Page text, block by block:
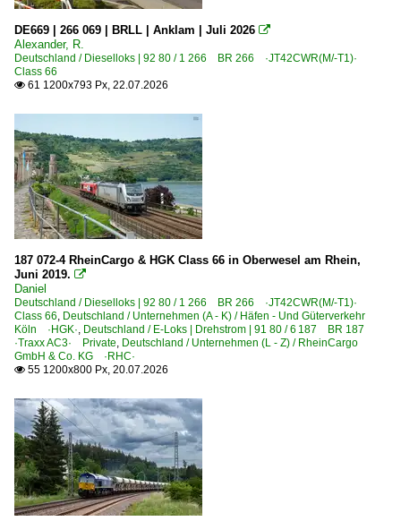
Belgien
Bahnhöfe
Antwerpen (sonstige Bahnhöfe)
Montzen-Gare
Raeren
~ Sonstige
Bahntechnische Anlagen und Kunstbauten
Brücken und Tunnel
Dieselloks
BR 0 266 ·JT42CWR/M(-T1), Class 66·
BR 51
E-Loks | Mehrsystem
BR 28 · E 186 ·Traxx MS2e, 7 186·
Elektrotriebzüge
AM 80 · AM Break
2005
2006
2007
2008
2009
2010
2010
2011
2012
2013
2015
2016
2017
2019
2020
2020
2021
DE669 | 266 069 | BRLL | Anklam | Juli 2026 
Alexander, R.
Deutschland / Dieselloks | 92 80 / 1 266 BR 266 ·JT42CWR(M/-T1)·
Class 66
 61 1200x793 Px, 22.07.2026
187 072-4 RheinCargo & HGK Class 66 in Oberwesel am Rhein,
Juni 2019. 
Daniel
Deutschland / Dieselloks | 92 80 / 1 266 BR 266 ·JT42CWR(M/-T1)·
Class 66, Deutschland / Unternehmen (A - K) / Häfen - Und Güterverkehr
Köln ·HGK·, Deutschland / E-Loks | Drehstrom | 91 80 / 6 187 BR 187
·Traxx AC3· Private, Deutschland / Unternehmen (L - Z) / RheinCargo
GmbH & Co. KG ·RHC·
 55 1200x800 Px, 20.07.2026